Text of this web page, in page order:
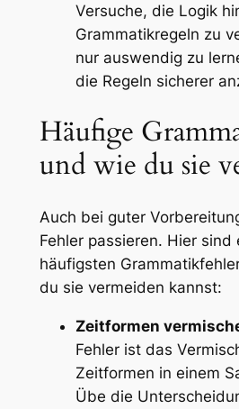
Versuche, die Logik
Grammatikregeln zu
nur auswendig zu
die Regeln sicherer
Häufige
und wie du sie
Auch bei guter
Fehler passieren. Hier sind
häufigsten
du sie vermeiden kannst:
Zeitformen
Fehler ist das
Zeitformen in einem
Übe die